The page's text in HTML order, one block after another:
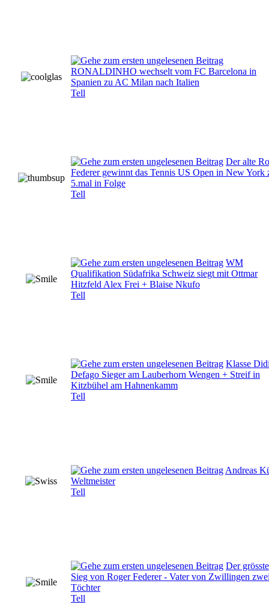
RONALDINHO wechselt vom FC Barcelona in
Spanien zu AC Milan nach Italien
Tell
Der alte
Federer gewinnt das Tennis US Open in New York
5.mal in Folge
Tell
WM
Qualifikation Südafrika Schweiz siegt mit Ottmar
Hitzfeld Alex Frei + Blaise Nkufo
Tell
Klasse
Defago Sieger am Lauberhorn Wengen + Streif in
Kitzbühel am Hahnenkamm
Tell
Andreas
Weltmeister
Tell
Der grösste
Sieg von Roger Federer - Vater von Zwillingen
Töchter
Tell